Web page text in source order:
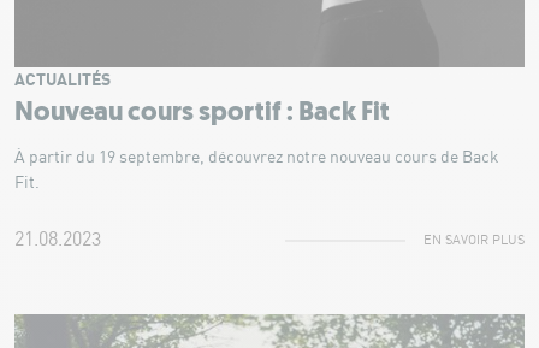
Nouveau cours sportif : Back Fit
ACTUALITÉS
À partir du 19 septembre, découvrez notre nouveau cours de Back
Fit.
21.08.2023 EN SAVOIR PLUS